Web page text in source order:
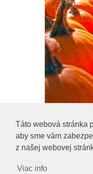
Táto webová stránka
aby sme vám
z našej webovej
Viac info